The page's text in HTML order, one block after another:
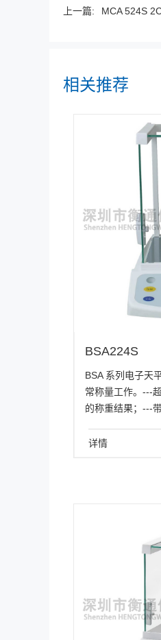
上一篇: MCA 524S
相关推荐
BSA224S
BSA 系列电子天
常称量工作。---
的称重结果；---
详情